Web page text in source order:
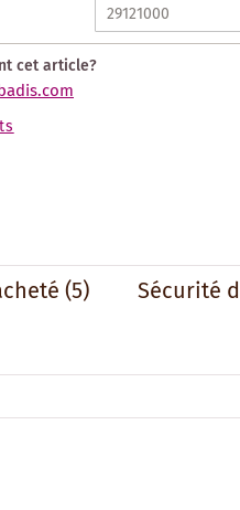
cet article?
(5)
Sécurité